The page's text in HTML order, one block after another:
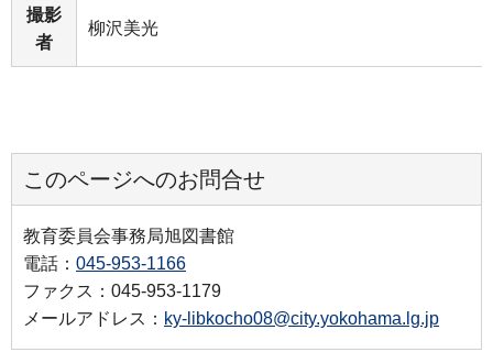
撮影
者
柳沢美光
このページへのお問合せ
教育委員会事務局旭図書館
電話： 045-953-1166
ファクス：045-953-1179
メールアドレス： ky-libkocho08@city.yokohama.lg.jp